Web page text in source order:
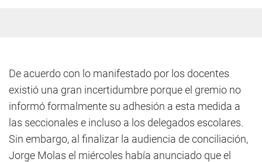
De acuerdo con lo manifestado por los docentes
existió una gran incertidumbre porque el gremio no
informó formalmente su adhesión a esta medida a
las seccionales e incluso a los delegados escolares.
Sin embargo, al finalizar la audiencia de conciliación,
Jorge Molas el miércoles había anunciado que el